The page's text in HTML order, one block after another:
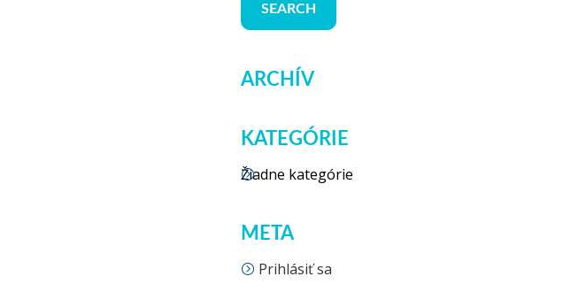
SEARCH
ARCHÍV
KATEGÓRIE
Žiadne kategórie
META
Prihlásiť sa